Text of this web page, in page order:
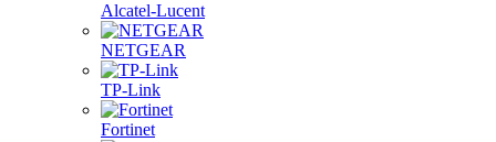
Alcatel-Lucent
NETGEAR
TP-Link
Fortinet